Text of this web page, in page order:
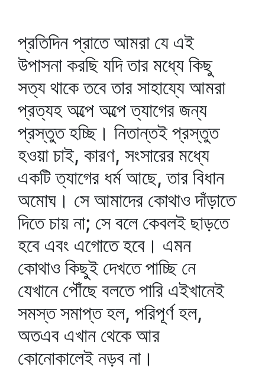
প্রতিদিন প্রাতে আমরা যে এই
উপাসনা করছি যদি তার মধ্যে কিছু
সত্য থাকে তবে তার সাহায্যে আমরা
প্রত্যহ অল্পে অল্পে ত্যাগের জন্য
প্রস্তুত হচ্ছি। নিতান্তই প্রস্তুত
হওয়া চাই, কারণ, সংসারের মধ্যে
একটি ত্যাগের ধর্ম আছে, তার বিধান
অমোঘ। সে আমাদের কোথাও দাঁড়াতে
দিতে চায় না; সে বলে কেবলই ছাড়তে
হবে এবং এগোতে হবে। এমন
কোথাও কিছুই দেখতে পাচ্ছি নে
যেখানে পৌঁছে বলতে পারি এইখানেই
সমস্ত সমাপ্ত হল, পরিপূর্ণ হল,
অতএব এখান থেকে আর
কোনোকালেই নড়ব না।